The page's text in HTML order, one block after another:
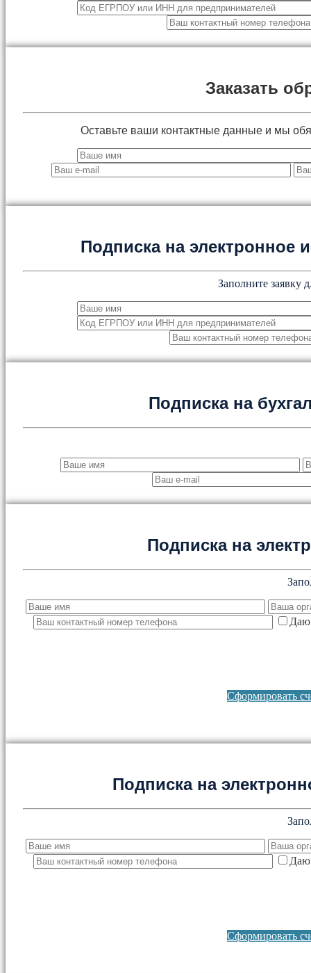
Заказать
Оставьте ваши контактные данные и мы
Подписка на электронное
Заполните заявку
Подписка на
Подписка на
Даю
Сформировать
Подписка на
Даю
Сформировать